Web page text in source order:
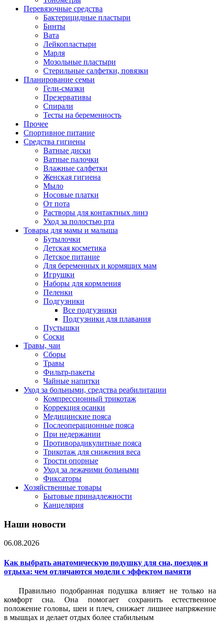
Перевязочные средства
Бактерицидные пластыри
Бинты
Вата
Лейкопластыри
Марля
Мозольные пластыри
Стерильные салфетки, повязки
Планирование семьи
Гели-смазки
Презервативы
Спирали
Тесты на беременность
Прочее
Спортивное питание
Средства гигиены
Ватные диски
Ватные палочки
Влажные салфетки
Женская гигиена
Мыло
Носовые платки
От пота
Растворы для контактных линз
Уход за полостью рта
Товары для мамы и малыша
Бутылочки
Детская косметика
Детское питание
Для беременных и кормящих мам
Игрушки
Наборы для кормления
Пеленки
Подгузники
Все подгузники
Подгузники для плавания
Пустышки
Соски
Травы, чаи
Сборы
Травы
Фильтр-пакеты
Чайные напитки
Уход за больными, средства реабилитации
Компрессионный трикотаж
Коррекция осанки
Медицинские пояса
Послеоперационные пояса
При недержании
Противорадикулитные пояса
Трикотаж для снижения веса
Трости опорные
Уход за лежачими больными
Фиксаторы
Хозяйственные товары
Бытовые принадлежности
Канцелярия
Наши новости
06.08.2026
Как выбрать анатомическую подушку для сна, поездок и
отдыха: чем отличаются модели с эффектом памяти
Правильно подобранная подушка влияет не только на
комфорт сна. Она помогает сохранить естественное
положение головы, шеи и плеч, снижает лишнее напряжение
в мышцах и делает отдых более стабильным